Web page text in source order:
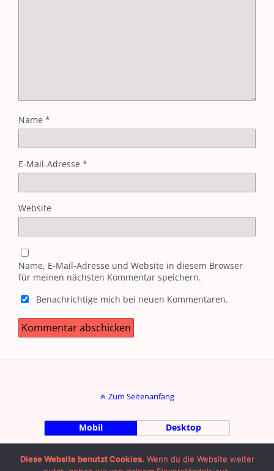
Name *
E-Mail-Adresse *
Website
Name, E-Mail-Adresse und Website in diesem Browser
für meinen nächsten Kommentar speichern.
Benachrichtige mich bei neuen Kommentaren.
Zum Seitenanfang
Mobil Desktop
by Julian Machalett |Impressum|
Diese Website benutzt Cookies. Wenn du die Website weiter